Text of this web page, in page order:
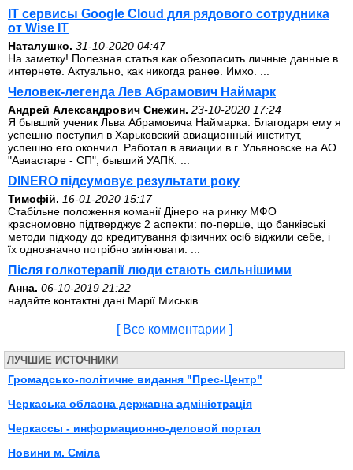
IT сервисы Google Cloud для рядового сотрудника
от Wise IT
Наталушко. 31-10-2020 04:47
На заметку! Полезная статья как обезопасить личные данные в
интернете. Актуально, как никогда ранее. Имхо. ...
Человек-легенда Лев Абрамович Наймарк
Андрей Александрович Снежин. 23-10-2020 17:24
Я бывший ученик Льва Абрамовича Наймарка. Благодаря ему я
успешно поступил в Харьковский авиационный институт,
успешно его окончил. Работал в авиации в г. Ульяновске на АО
"Авиастаре - СП", бывший УАПК. ...
DINERO підсумовує результати року
Тимофій. 16-01-2020 15:17
Стабільне положення команії Дінеро на ринку МФО
красномовно підтверджує 2 аспекти: по-перше, що банківські
методи підходу до кредитування фізичних осіб віджили себе, і
їх однозначно потрібно змінювати. ...
Після голкотерапії люди стають сильнішими
Анна. 06-10-2019 21:22
надайте контактні дані Марії Миськів. ...
[ Все комментарии ]
ЛУЧШИЕ ИСТОЧНИКИ
Громадсько-політичне видання "Прес-Центр"
Черкаська обласна державна адміністрація
Черкассы - информационно-деловой портал
Новини м. Сміла